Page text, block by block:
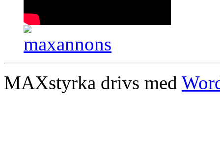
MAXstyrka drivs med